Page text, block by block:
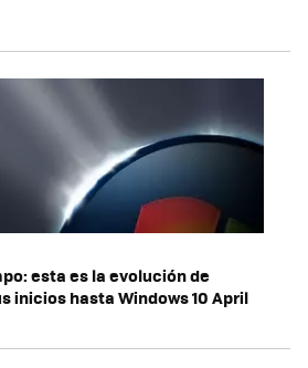
esta es la evolución de
inicios hasta Windows 10 April